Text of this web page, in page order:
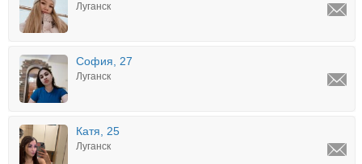
Луганск
София, 27
Луганск
Катя, 25
Луганск